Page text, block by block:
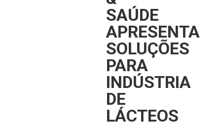
SAÚDE
APRESENTA
SOLUÇÕES
PARA
INDÚSTRIA
DE
LÁCTEOS